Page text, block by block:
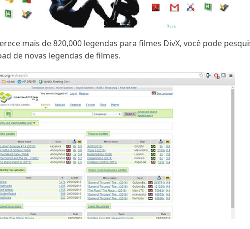
mais de 820,000 legendas para filmes DivX, você pode
de novas legendas de filmes.